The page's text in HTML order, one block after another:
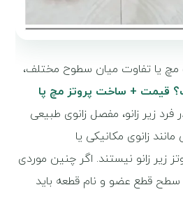
مچ یا تفاوت میان سطوح مختلف،
قیمت + ساخت پروتز مچ پا
زیر زانو، مفصل زانوی طبیعی
مانند زانوی مکانیکی یا
زیر زانو نیستند. اگر چنین موردی
قطع عضو و نام قطعه باید